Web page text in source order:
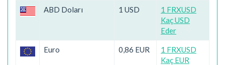
ABD Doları 1 USD
1 FRXUSD
Kaç USD
Eder
Euro 0,86 EUR
1 FRXUSD
Kaç EUR